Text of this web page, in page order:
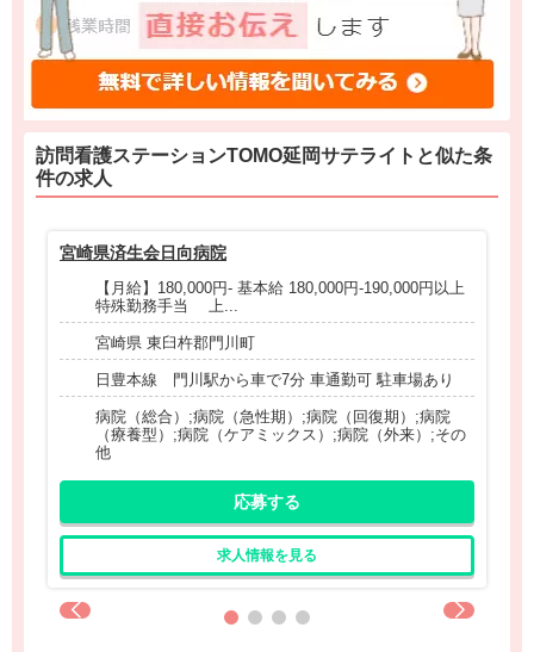
訪問看護ステーションTOMO延岡サテライトと似た条
件の求人
宮崎県済生会日向病院
【月給】180,000円- 基本給 180,000円-190,000円以上
特殊勤務手当 上...
宮崎県 東臼杵郡門川町
日豊本線 門川駅から車で7分 車通勤可 駐車場あり
病院（総合）;病院（急性期）;病院（回復期）;病院
（療養型）;病院（ケアミックス）;病院（外来）;その
他
応募する
求人情報を見る